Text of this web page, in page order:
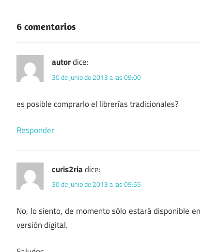
6 comentarios
autordice:
30 de junio de 2013 a las 09:00
es posible comprarlo el librerías tradicionales?
Responder
curis2riadice:
30 de junio de 2013 a las 09:55
No, lo siento, de momento sólo estará disponible en
versión digital.